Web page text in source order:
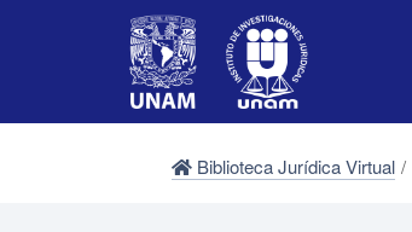
Biblioteca Jurídica Virtual /